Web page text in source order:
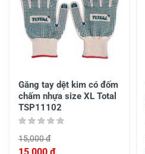
Găng tay dệt kim có đốm
chấm nhựa size XL Total
TSP11102
15,000 đ